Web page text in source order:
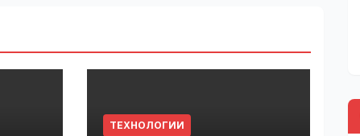
ТЕХНОЛОГИИ